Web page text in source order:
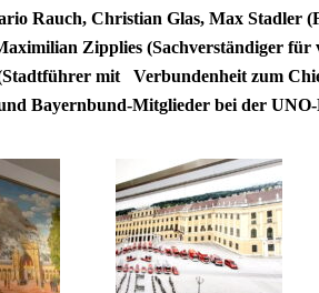
Rauch, Christian Glas, Max Stadler
Zipplies (Sachverständiger für
mit Verbundenheit zum
Bayernbund-Mitglieder bei der UNO-